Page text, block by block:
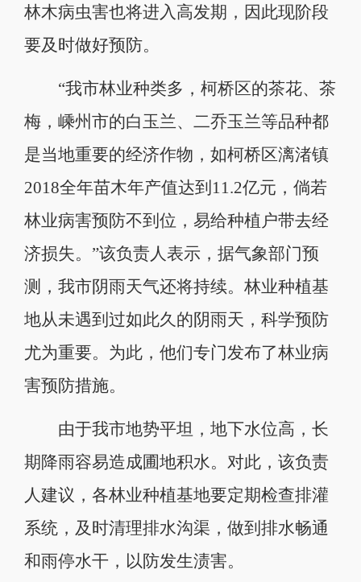
林木病虫害也将进入高发期，因此现阶段
要及时做好预防。
“我市林业种类多，柯桥区的茶花、茶
梅，嵊州市的白玉兰、二乔玉兰等品种都
是当地重要的经济作物，如柯桥区漓渚镇
2018全年苗木年产值达到11.2亿元，倘若
林业病害预防不到位，易给种植户带去经
济损失。”该负责人表示，据气象部门预
测，我市阴雨天气还将持续。林业种植基
地从未遇到过如此久的阴雨天，科学预防
尤为重要。为此，他们专门发布了林业病
害预防措施。
由于我市地势平坦，地下水位高，长
期降雨容易造成圃地积水。对此，该负责
人建议，各林业种植基地要定期检查排灌
系统，及时清理排水沟渠，做到排水畅通
和雨停水干，以防发生渍害。